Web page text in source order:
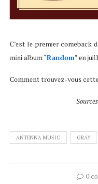
C’est le premier comeback
mini album “Random” en
Comment trouvez-vous
ANTENNA MUSIC GRAY
0